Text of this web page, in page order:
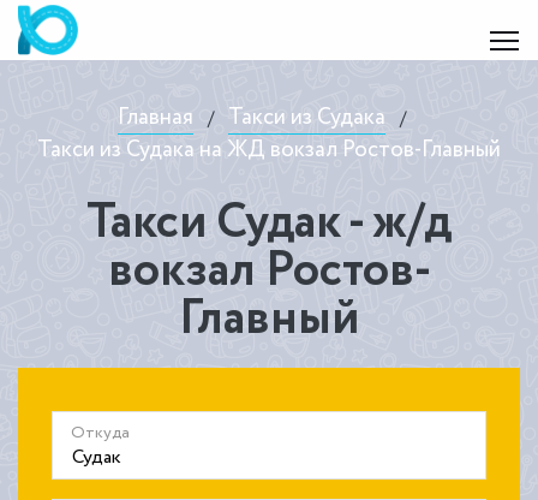
Главная / Такси из Судака /
Такси из Судака на ЖД вокзал Ростов-Главный
Такси Судак - ж/д
вокзал Ростов-
Главный
Откуда